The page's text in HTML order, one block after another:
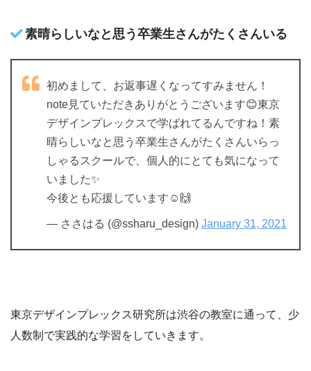
素晴らしいなと思う卒業生さんがたくさんいる
初めまして、お返事遅くなってすみません！
note見ていただきありがとうございます😊東京
デザインプレックスで学ばれてるんですね！素
晴らしいなと思う卒業生さんがたくさんいらっ
しゃるスクールで、個人的にとても気になって
いました✨
今後とも応援しています☺️🙌
— ささはる (@ssharu_design) January 31, 2021
東京デザインプレックス研究所は渋谷の教室に通って、少
人数制で実践的な学習をしていきます。